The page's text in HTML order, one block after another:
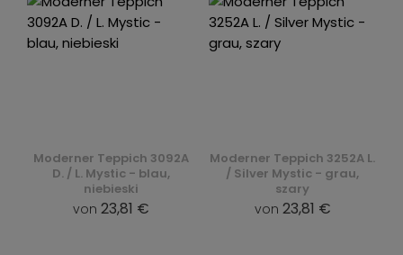
Moderner Teppich 3092A
D. / L. Mystic - blau,
niebieski
von 23,81 €
Moderner Teppich 3252A L.
/ Silver Mystic - grau,
szary
von 23,81 €